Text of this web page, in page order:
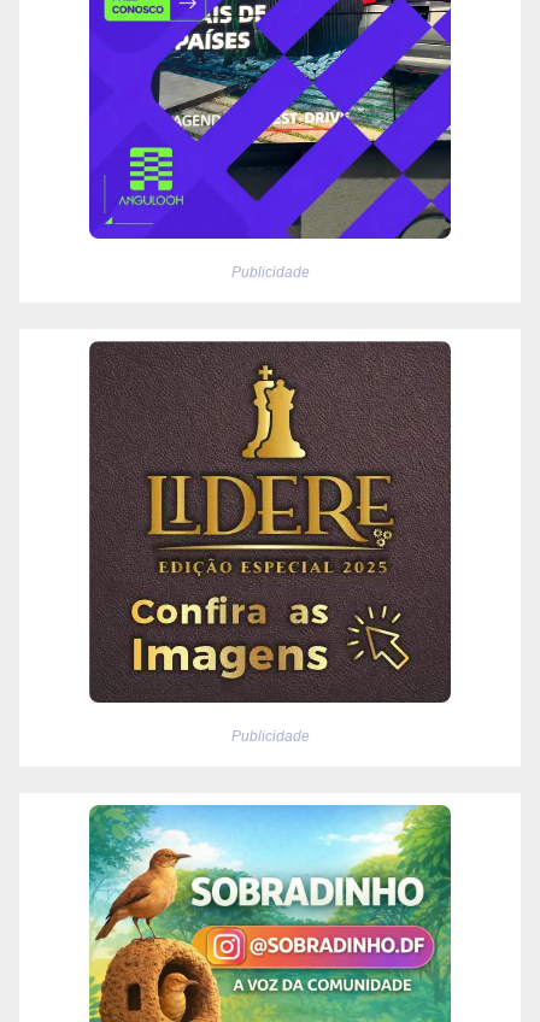
Publicidade
Publicidade